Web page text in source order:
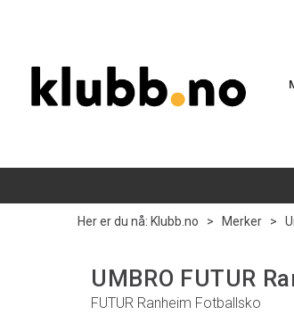
Her er du nå: Klubb.no > Merker >
UMBRO FUTUR
FUTUR Ranheim Fotballsko